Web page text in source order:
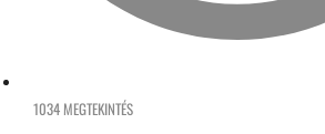
1034 MEGTEKINTÉS